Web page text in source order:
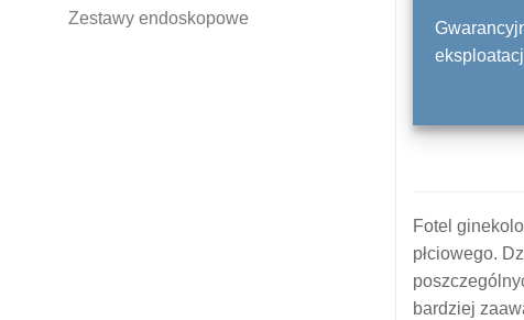
Zestawy endoskopowe
Fotel
płciowego.
bardziej